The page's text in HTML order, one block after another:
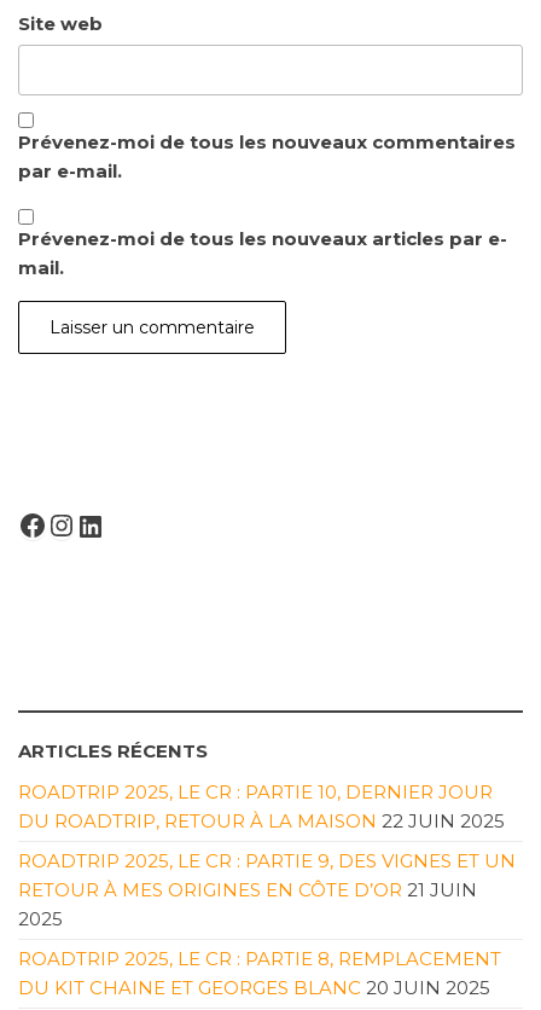
Site web
Prévenez-moi de tous les nouveaux commentaires
par e-mail.
Prévenez-moi de tous les nouveaux articles par e-
mail.
FACEBOOK
INSTAGRAM
LINKEDIN
ARTICLES RÉCENTS
ROADTRIP 2025, LE CR : PARTIE 10, DERNIER JOUR
DU ROADTRIP, RETOUR À LA MAISON 22 JUIN 2025
ROADTRIP 2025, LE CR : PARTIE 9, DES VIGNES ET UN
RETOUR À MES ORIGINES EN CÔTE D’OR 21 JUIN
2025
ROADTRIP 2025, LE CR : PARTIE 8, REMPLACEMENT
DU KIT CHAINE ET GEORGES BLANC 20 JUIN 2025